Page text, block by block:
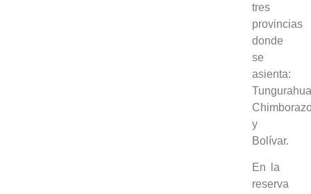
tres
provincias
donde
se
asienta:
y
Bolívar.
En la
reserva